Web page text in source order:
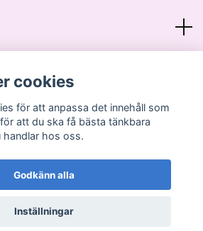
© 2026 Miankas Scrap
cookies
för att anpassa det innehåll som
att du ska få bästa tänkbara
handlar hos oss.
Godkänn alla
Inställningar